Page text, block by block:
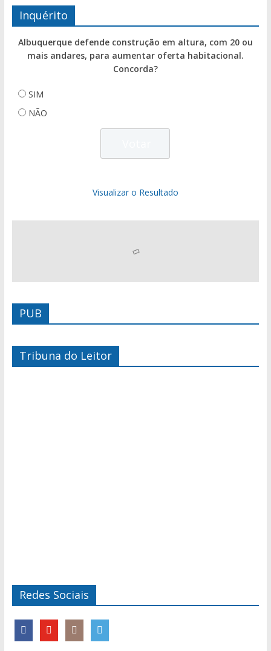
Inquérito
Albuquerque defende construção em altura, com 20 ou
mais andares, para aumentar oferta habitacional.
Concorda?
SIM
NÃO
Visualizar o Resultado
PUB
Tribuna do Leitor
Redes Sociais